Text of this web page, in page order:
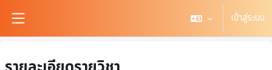
เข้าสู่ระบบ